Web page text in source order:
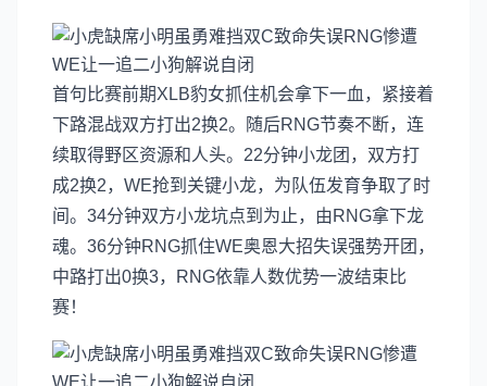
首句比赛前期XLB豹女抓住机会拿下一血，紧接着
下路混战双方打出2换2。随后RNG节奏不断，连
续取得野区资源和人头。22分钟小龙团，双方打
成2换2，WE抢到关键小龙，为队伍发育争取了时
间。34分钟双方小龙坑点到为止，由RNG拿下龙
魂。36分钟RNG抓住WE奥恩大招失误强势开团，
中路打出0换3，RNG依靠人数优势一波结束比
赛！